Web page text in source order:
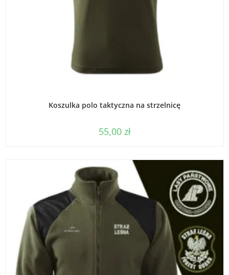
Koszulka polo taktyczna na strzelnicę
55,00 zł